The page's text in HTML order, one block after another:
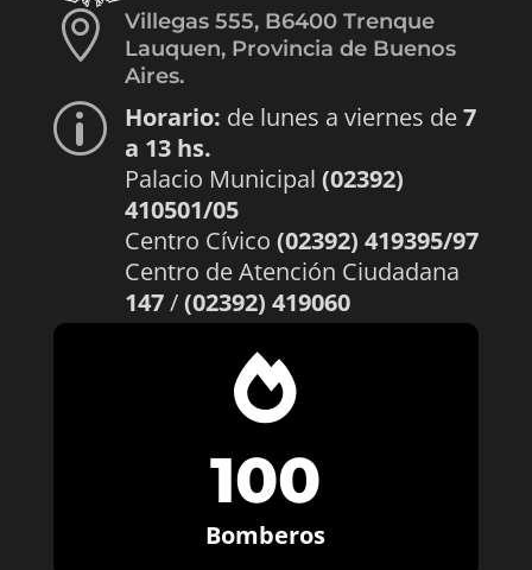

Villegas 555, B6400 Trenque
Lauquen, Provincia de Buenos
Aires.
p Horario: de lunes a viernes de7
a 13 hs.
Palacio Municipal (02392)
410501/05
Centro Cívico (02392) 419395/97
Centro de Atención Ciudadana
147/(02392) 419060

100
Bomberos